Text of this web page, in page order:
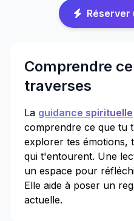
Réserver
Comprendre
traverses
La guidance spirituelle
comprendre ce que tu
explorer tes émotions,
qui t'entourent. Une
un espace pour
Elle aide à poser un
actuelle.